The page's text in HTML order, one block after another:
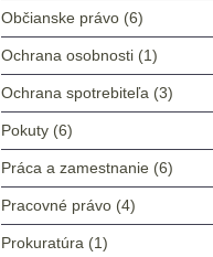
Občianske právo (6)
Ochrana osobnosti (1)
Ochrana spotrebiteľa (3)
Pokuty (6)
Práca a zamestnanie (6)
Pracovné právo (4)
Prokuratúra (1)